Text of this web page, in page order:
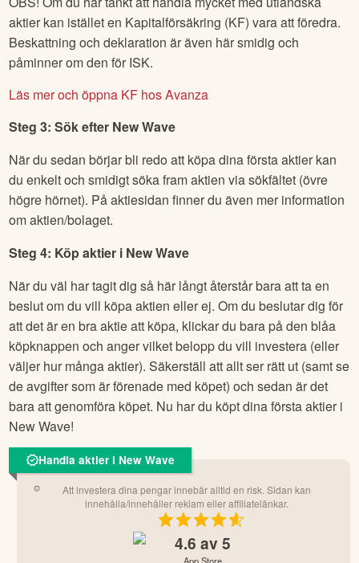
aktier kan istället en Kapitalförsäkring (KF) vara att föredra.
Beskattning och deklaration är även här smidig och
påminner om den för ISK.
Läs mer och öppna KF hos Avanza
Steg 3: Sök efter New Wave
När du sedan börjar bli redo att köpa dina första aktier kan
du enkelt och smidigt söka fram aktien via sökfältet (övre
högre hörnet). På aktiesidan finner du även mer information
om aktien/bolaget.
Steg 4: Köp aktier i New Wave
När du väl har tagit dig så här långt återstår bara att ta en
beslut om du vill köpa aktien eller ej. Om du beslutar dig för
att det är en bra aktie att köpa, klickar du bara på den blåa
köpknappen och anger vilket belopp du vill investera (eller
väljer hur många aktier). Säkerställ att allt ser rätt ut (samt se
de avgifter som är förenade med köpet) och sedan är det
bara att genomföra köpet. Nu har du köpt dina första aktier i
New Wave!
Handla aktier i New Wave
Att investera dina pengar innebär alltid en risk. Sidan kan
innehålla/innehåller reklam eller affiliatelänkar.
4.6 av 5
App Store